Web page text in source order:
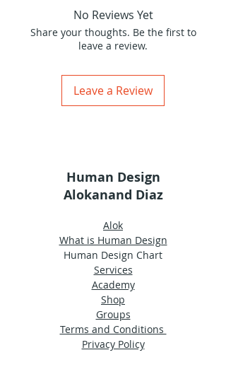
diapositivas descargables.
No Reviews Yet
Share your thoughts. Be the first to
leave a review.
Leave a Review
Human Design
Alokanand Diaz
Alok
What is Human Design
Human Design Chart
Services
Academy
Shop
Groups
Terms and Conditions
Privacy Policy